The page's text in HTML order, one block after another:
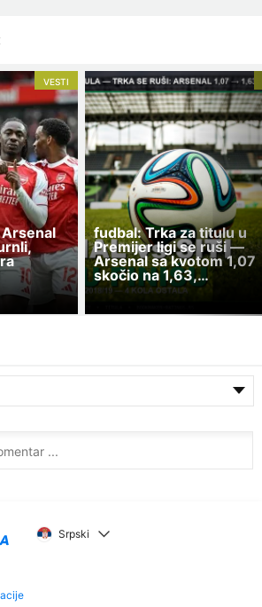
VESTI
fudbal: Trka za titulu u
Premijer ligi se ruši —
Arsenal sa kvotom 1,07
skočio na 1,63,…
Srpski